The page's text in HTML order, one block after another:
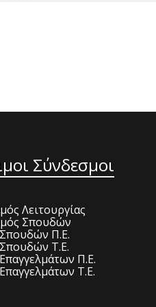
Σύνδεσμοι
Λειτουργίας
Σπουδών
Π.Ε.
Τ.Ε.
Π.Ε.
Τ.Ε.